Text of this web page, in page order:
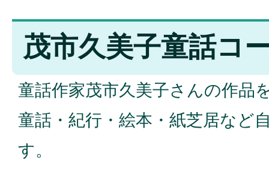
茂市久美子童話コ
童話作家茂市久美子さんの作品
童話・紀行・絵本・紙芝居など
す。